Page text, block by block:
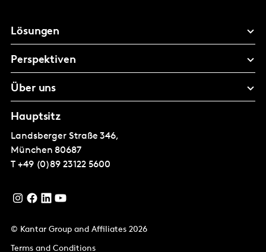
Lösungen
Perspektiven
Über uns
Hauptsitz
Landsberger Straße 346,
München 80687
T +49 (0)89 23122 5600
© Kantar Group and Affiliates 2026
Terms and Conditions